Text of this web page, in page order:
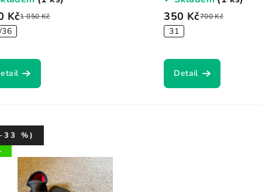
Kč1 050 Kč 350 Kč700 Kč
31
Detail
%)